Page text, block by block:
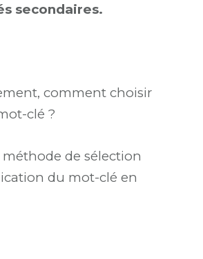
secondaires.
comment choisir
clé ?
de sélection
du mot-clé en